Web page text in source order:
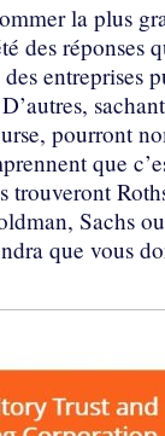
la plus
des réponses
entreprises
pourront
que
trouveront
Sachs
que vous